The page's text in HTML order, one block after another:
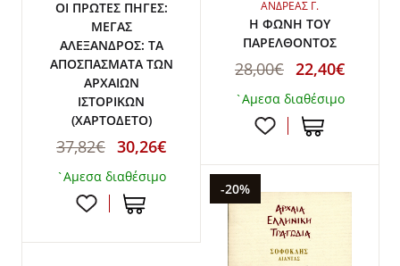
ΟΙ ΠΡΩΤΕΣ ΠΗΓΕΣ:
ΜΕΓΑΣ
ΑΛΕΞΑΝΔΡΟΣ: ΤΑ
ΑΠΟΣΠΑΣΜΑΤΑ ΤΩΝ
ΑΡΧΑΙΩΝ
ΙΣΤΟΡΙΚΩΝ
(ΧΑΡΤΟΔΕΤΟ)
37,82€ 30,26€
`Αμεσα διαθέσιμο
ΑΝΔΡΕΑΣ Γ.
Η ΦΩΝΗ ΤΟΥ
ΠΑΡΕΛΘΟΝΤΟΣ
28,00€ 22,40€
`Αμεσα διαθέσιμο
-20%